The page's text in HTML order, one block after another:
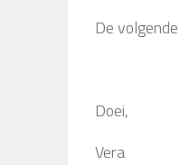
De
Doei,
Vera